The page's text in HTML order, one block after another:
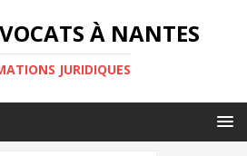
À NANTES
JURIDIQUES